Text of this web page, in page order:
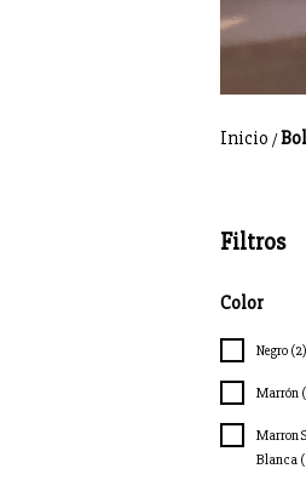
Inicio /
Filtros
Color
Negro (2)
Marrón
Marron
Blanca